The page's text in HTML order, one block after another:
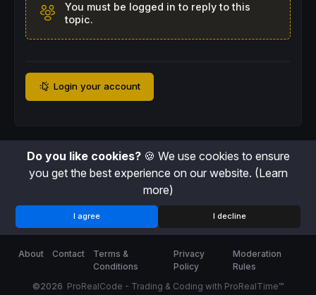
You must be logged in to reply to this
topic.
Login your account
Do you like cookies?🍪 We use cookies to ensure
you get the best experience on our website. (Learn
more)
I agree I decline
©2026 ProRealCode - Trading & Coding with ProRealTime™
About Contact
Terms &
Conditions
Privacy
Policy
Moderation
Rules